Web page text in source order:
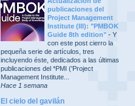
publicaciones del
Project Management
Institute (III): "PMBOK
Guide 8th edition" - Y
con este post cierro la
pequeña serie de artículos, tres
incluyendo éste, dedicados a las últimas
publicaciones del *PMI ('Project
Management Institute...
Hace 1 semana
El cielo del gavilán